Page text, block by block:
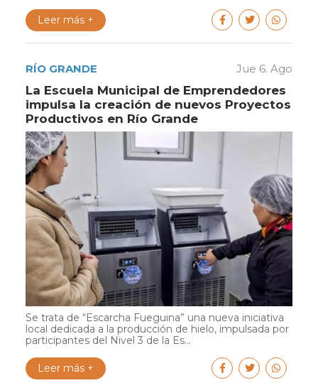
Leer más +
RÍO GRANDE Jue 6. Ago
La Escuela Municipal de Emprendedores
impulsa la creación de nuevos Proyectos
Productivos en Río Grande
Se trata de “Escarcha Fueguina” una nueva iniciativa
local dedicada a la producción de hielo, impulsada por
participantes del Nivel 3 de la Es...
Leer más +